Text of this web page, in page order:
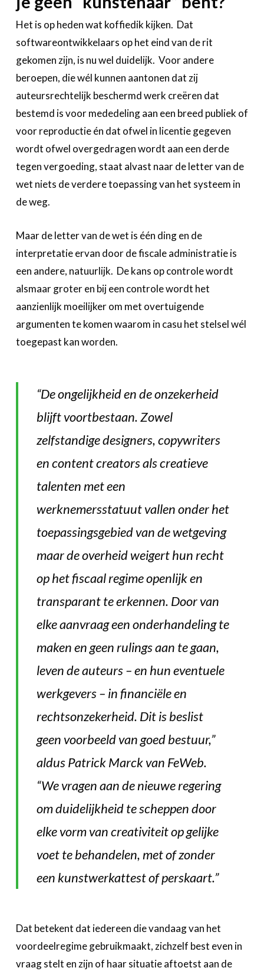
Het is op heden wat koffiedik kijken. Dat
softwareontwikkelaars op het eind van de rit
gekomen zijn, is nu wel duidelijk. Voor andere
beroepen, die wél kunnen aantonen dat zij
auteursrechtelijk beschermd werk creëren dat
bestemd is voor mededeling aan een breed publiek of
voor reproductie én dat ofwel in licentie gegeven
wordt ofwel overgedragen wordt aan een derde
tegen vergoeding, staat alvast naar de letter van de
wet niets de verdere toepassing van het systeem in
de weg.
Maar de letter van de wet is één ding en de
interpretatie ervan door de fiscale administratie is
een andere, natuurlijk. De kans op controle wordt
alsmaar groter en bij een controle wordt het
aanzienlijk moeilijker om met overtuigende
argumenten te komen waarom in casu het stelsel wél
toegepast kan worden.
“De ongelijkheid en de onzekerheid
blijft voortbestaan. Zowel
zelfstandige designers, copywriters
en content creators als creatieve
talenten met een
werknemersstatuut vallen onder het
toepassingsgebied van de wetgeving
maar de overheid weigert hun recht
op het fiscaal regime openlijk en
transparant te erkennen. Door van
elke aanvraag een onderhandeling te
maken en geen rulings aan te gaan,
leven de auteurs – en hun eventuele
werkgevers – in financiële en
rechtsonzekerheid. Dit is beslist
geen voorbeeld van goed bestuur,”
aldus Patrick Marck van FeWeb.
“We vragen aan de nieuwe regering
om duidelijkheid te scheppen door
elke vorm van creativiteit op gelijke
voet te behandelen, met of zonder
een kunstwerkattest of perskaart.”
Dat betekent dat iedereen die vandaag van het
voordeelregime gebruikmaakt, zichzelf best even in
vraag stelt en zijn of haar situatie aftoetst aan de